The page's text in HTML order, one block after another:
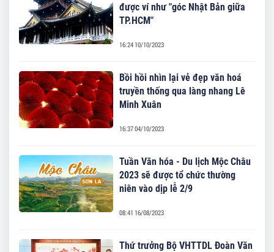
được ví như "góc Nhật Bản giữa
TP.HCM"
16:24 10/10/2023
Bồi hồi nhìn lại vẻ đẹp văn hoá
truyền thống qua làng nhang Lê
Minh Xuân
16:37 04/10/2023
Tuần Văn hóa - Du lịch Mộc Châu
2023 sẽ được tổ chức thường
niên vào dịp lễ 2/9
08:41 16/08/2023
Thứ trưởng Bộ VHTTDL Đoàn Văn